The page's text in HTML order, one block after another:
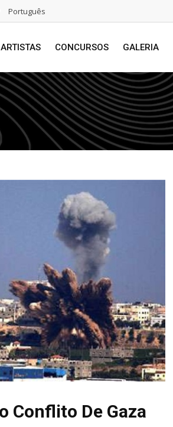
Português
ARTISTAS CONCURSOS GALERIA
Conflito De Gaza